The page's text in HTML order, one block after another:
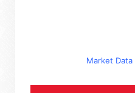
Market Data